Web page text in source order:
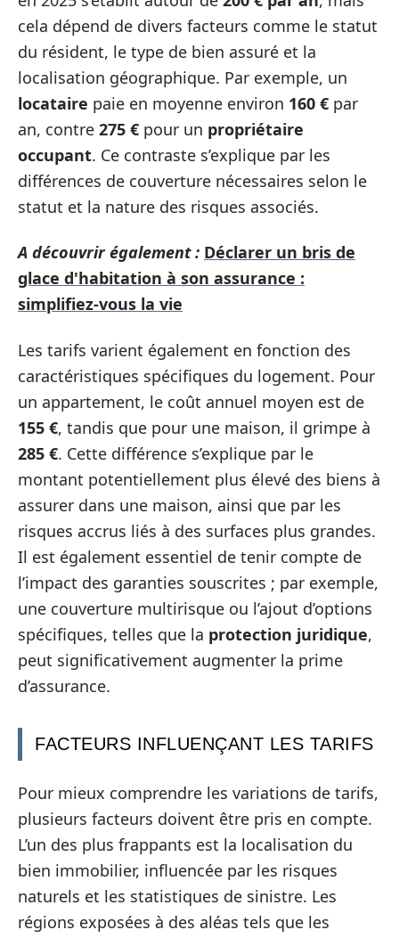
cela dépend de divers facteurs comme le statut
du résident, le type de bien assuré et la
localisation géographique. Par exemple, un
locataire paie en moyenne environ 160 € par
an, contre 275 € pour un propriétaire
occupant. Ce contraste s’explique par les
différences de couverture nécessaires selon le
statut et la nature des risques associés.
A découvrir également : Déclarer un bris de
glace d'habitation à son assurance :
simplifiez-vous la vie
Les tarifs varient également en fonction des
caractéristiques spécifiques du logement. Pour
un appartement, le coût annuel moyen est de
155 €, tandis que pour une maison, il grimpe à
285 €. Cette différence s’explique par le
montant potentiellement plus élevé des biens à
assurer dans une maison, ainsi que par les
risques accrus liés à des surfaces plus grandes.
Il est également essentiel de tenir compte de
l’impact des garanties souscrites ; par exemple,
une couverture multirisque ou l’ajout d’options
spécifiques, telles que la protection juridique,
peut significativement augmenter la prime
d’assurance.
FACTEURS INFLUENÇANT LES TARIFS
Pour mieux comprendre les variations de tarifs,
plusieurs facteurs doivent être pris en compte.
L’un des plus frappants est la localisation du
bien immobilier, influencée par les risques
naturels et les statistiques de sinistre. Les
régions exposées à des aléas tels que les